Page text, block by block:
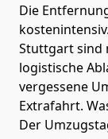
Die
Stuttgart sind
logistische
vergessene
Extrafahrt.
Der